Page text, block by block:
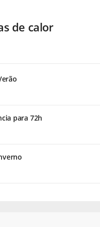
de calor
para 72h